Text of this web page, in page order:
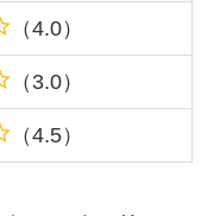
（4.0）
（3.0）
（4.5）